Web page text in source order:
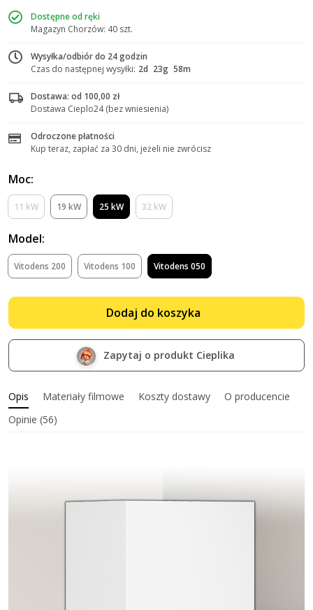
Dostępne od ręki
Magazyn Chorzów: 40 szt.
Wysyłka/odbiór do 24 godzin
Czas do następnej wysyłki: 2d 23g 58m
Dostawa: od 100,00 zł
Dostawa Cieplo24 (bez wniesienia)
Odroczone płatności
Kup teraz, zapłać za 30 dni, jeżeli nie zwrócisz
Moc:
11 kW 19 kW 25 kW 32 kW
Model:
Vitodens 200 Vitodens 100 Vitodens 050
Dodaj do koszyka
Zapytaj o produkt Cieplika
Opis Materiały filmowe Koszty dostawy
O producencie
Opinie (56)